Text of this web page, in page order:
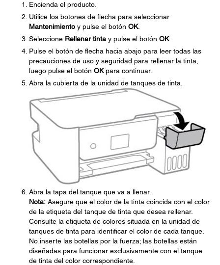
Encienda el producto.
Utilice los botones de flecha para seleccionar
Mantenimiento y pulse el botón OK.
Seleccione Rellenar tinta y pulse el botón OK.
Pulse el botón de flecha hacia abajo para leer todas las
precauciones de uso y seguridad para rellenar la tinta,
luego pulse el botón OKpara continuar.
Abra la cubierta de la unidad de tanques de tinta.
Abra la tapa del tanque que va a llenar.
Nota: Asegure que el color de la tinta coincida con el color
de la etiqueta del tanque de tinta que desea rellenar.
Consulte la etiqueta de colores situada en la unidad de
tanques de tinta para identificar el color de cada tanque.
No inserte las botellas por la fuerza; las botellas están
diseñadas para funcionar exclusivamente con el tanque
de tinta del color correspondiente.